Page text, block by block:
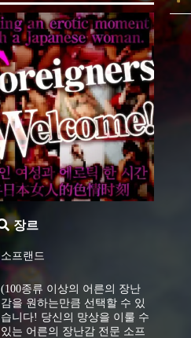
장르
소프랜드
(100종류 이상의 어른의 장난
감을 원하는만큼 선택할 수 있
습니다! 당신의 망상을 이룰 수
있는 어른의 장난감 전문 소프